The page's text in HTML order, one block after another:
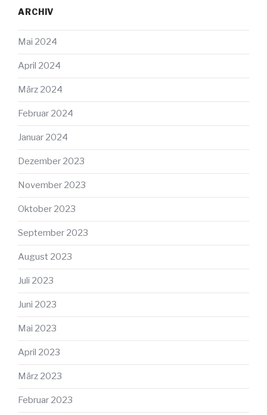
ARCHIV
Mai 2024
April 2024
März 2024
Februar 2024
Januar 2024
Dezember 2023
November 2023
Oktober 2023
September 2023
August 2023
Juli 2023
Juni 2023
Mai 2023
April 2023
März 2023
Februar 2023